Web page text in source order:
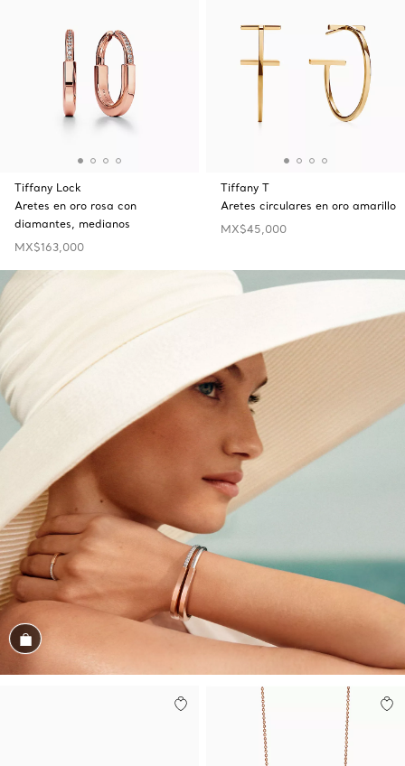
Tiffany Lock
Aretes en oro rosa con
diamantes, medianos
MX$163,000
Tiffany T
Aretes circulares en oro amarillo
MX$45,000
Conozca el look